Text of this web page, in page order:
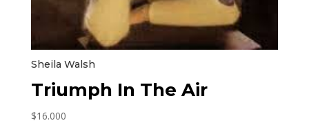
Sheila Walsh
Triumph In The Air
$16.000